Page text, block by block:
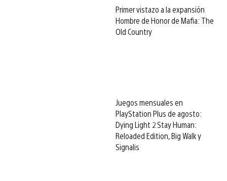
Primer vistazo a la expansión
Hombre de Honor de Mafia: The
Old Country
Juegos mensuales en
PlayStation Plus de agosto:
Dying Light 2 Stay Human:
Reloaded Edition, Big Walk y
Signalis